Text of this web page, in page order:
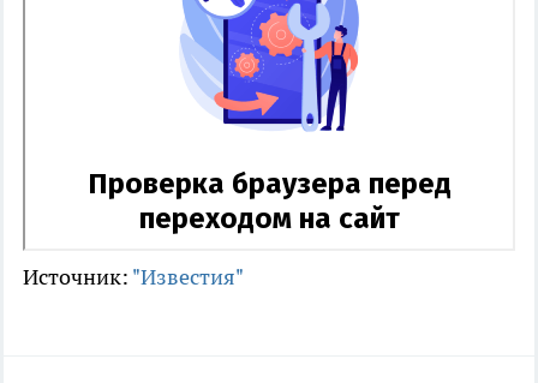
Источник: "Известия"